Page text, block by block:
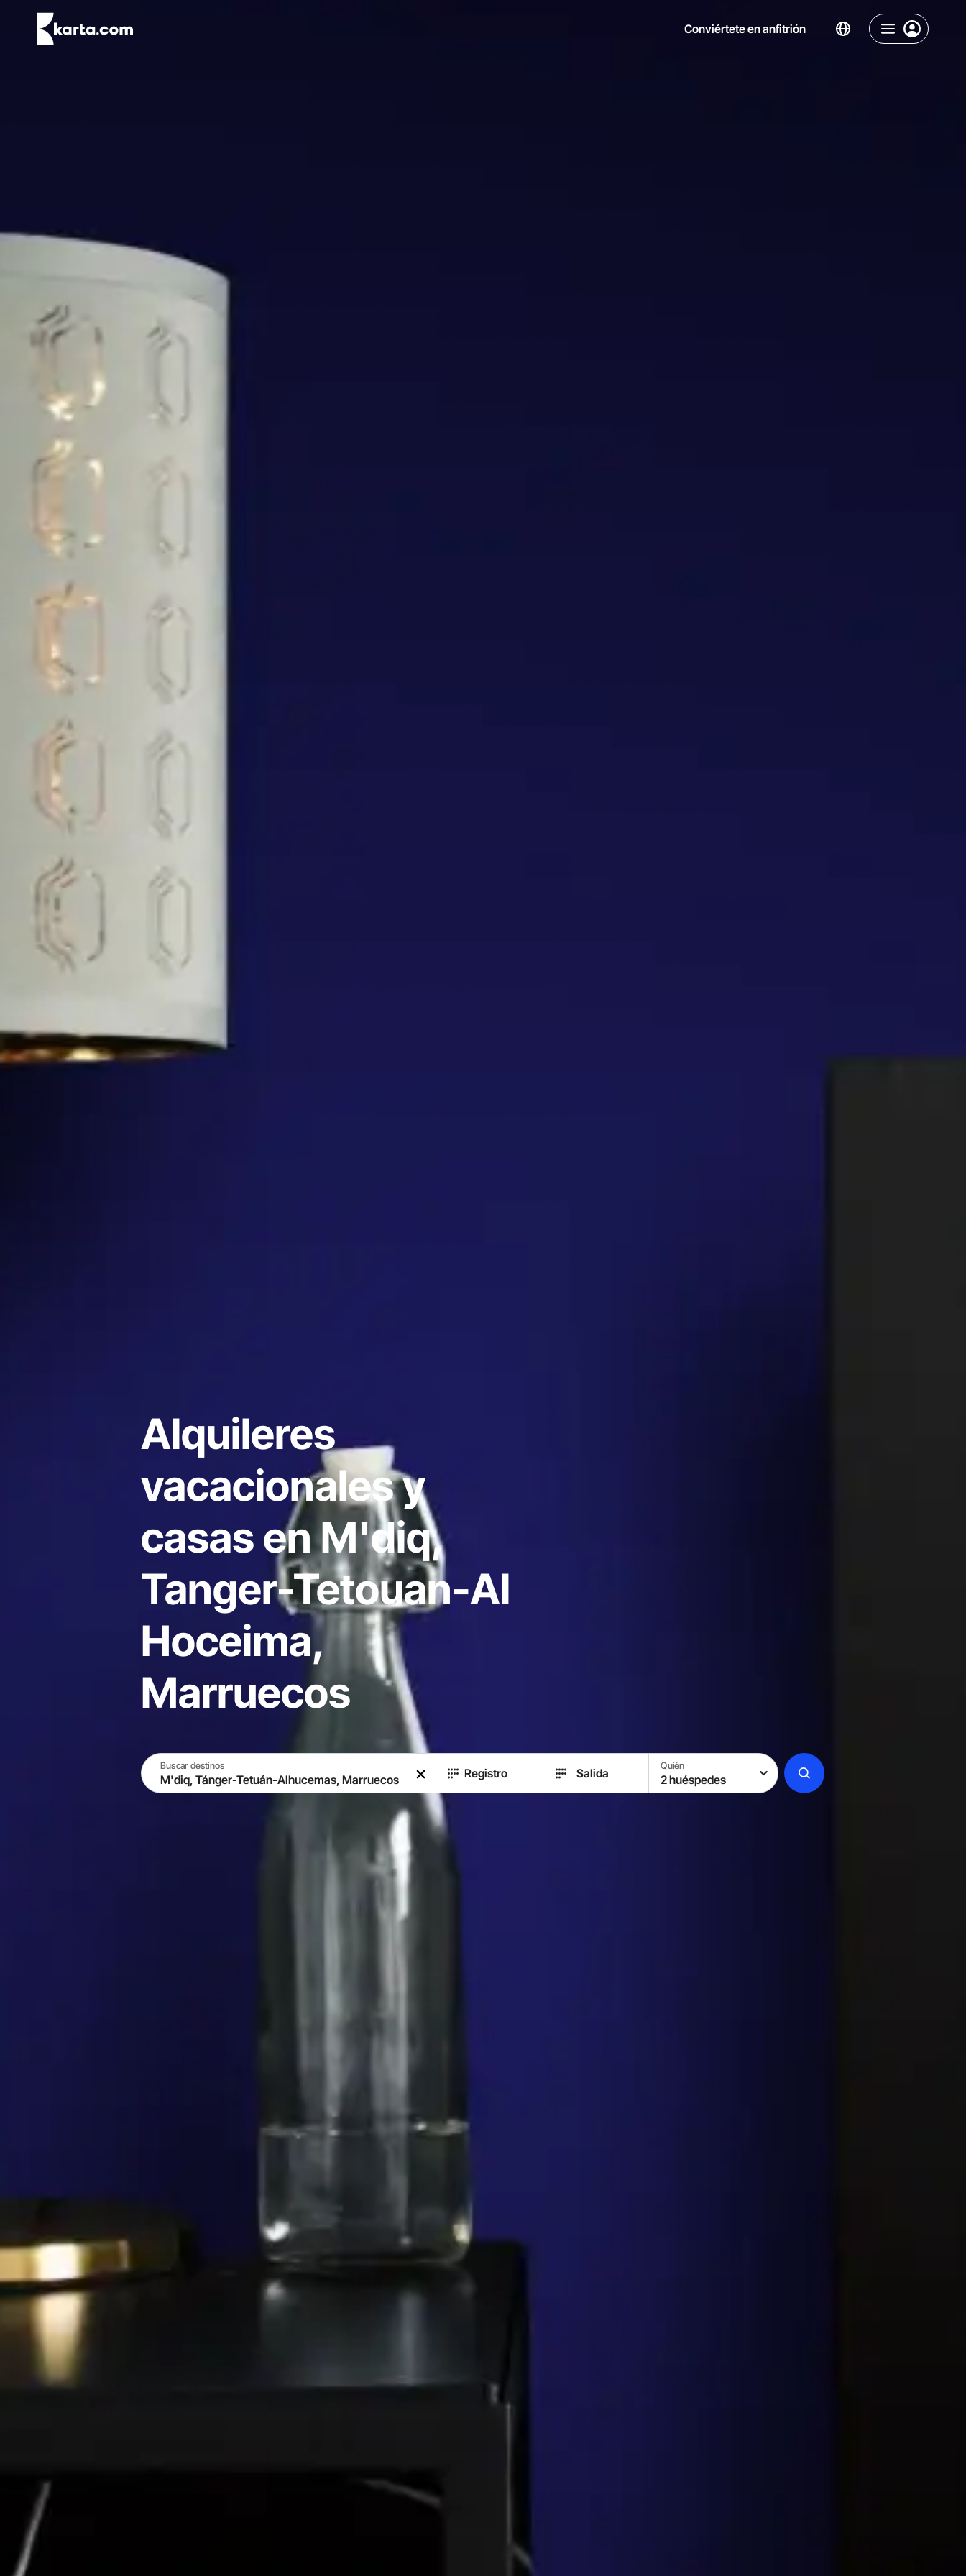
Conviértete en anfitrión
Alquileres
vacacionales y
casas en M'diq,
Tanger-Tetouan-Al
Hoceima,
Marruecos
Buscar destinos
Registro Salida
Quién